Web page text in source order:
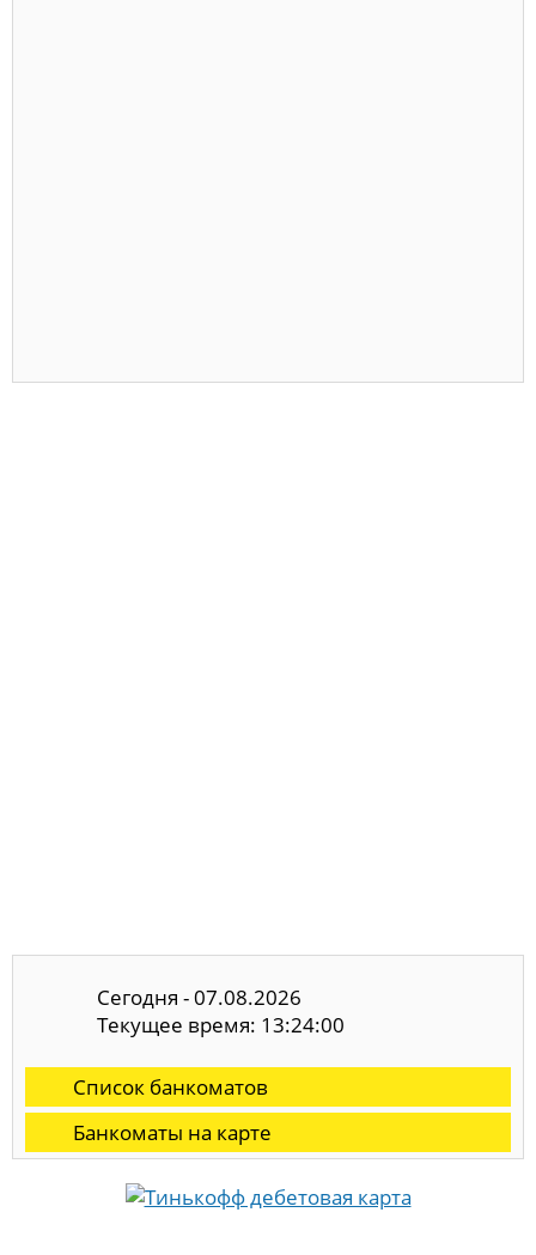
Сегодня - 07.08.2026
Текущее время: 13:24:01
Список банкоматов
Банкоматы на карте